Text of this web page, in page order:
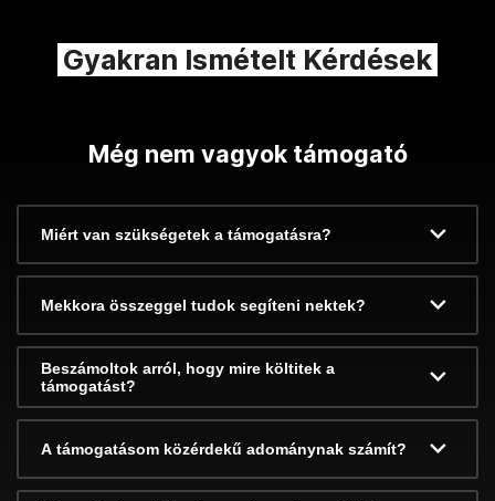
Gyakran Ismételt Kérdések
Még nem vagyok támogató
Miért van szükségetek a támogatásra?
Mekkora összeggel tudok segíteni nektek?
Beszámoltok arról, hogy mire költitek a
támogatást?
A támogatásom közérdekű adománynak számít?